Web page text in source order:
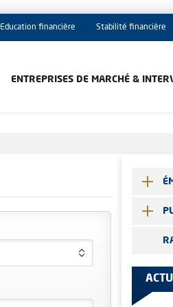
Education financière Stabilité financière
ENTREPRISES DE MARCHÉ &